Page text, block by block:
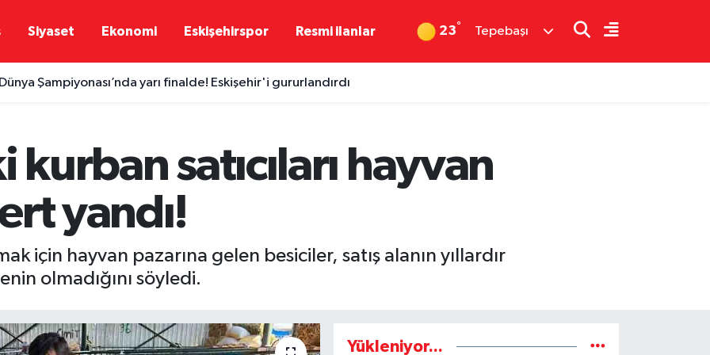
Siyaset Ekonomi Eskişehirspor Resmi ilanlar 23° Tepebaşı
Şampiyonası’nda yarı finalde! Eskişehir'i gururlandırdı
satıcıları hayvan
yandı!
için hayvan pazarına gelen besiciler, satış alanın yıllardır
olmadığını söyledi.
Yükleniyor...